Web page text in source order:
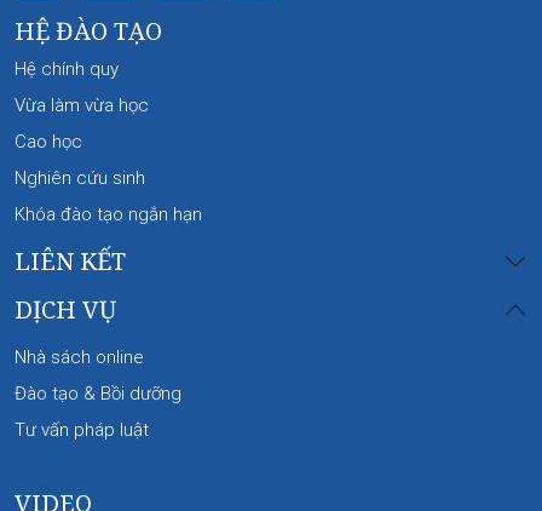
HỆ ĐÀO TẠO
Hệ chính quy
Vừa làm vừa học
Cao học
Nghiên cứu sinh
Khóa đào tạo ngắn hạn
LIÊN KẾT
DỊCH VỤ
Nhà sách online
Đào tạo & Bồi dưỡng
Tư vấn pháp luật
VIDEO